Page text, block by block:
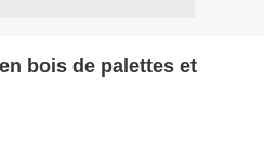
bois de palettes et